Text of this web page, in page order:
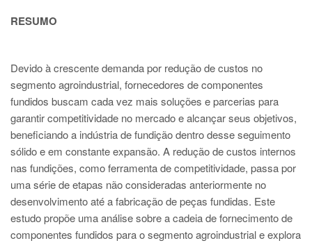
MAGMA América do Norte, USA
ES
MAGMA Asia Pacific Pte ltd., Singapura
EN
MAGMA América do Sul, Brasil
PT
ES
EN
RESUMO
Devido à crescente demanda por redução de custos no
segmento agroindustrial, fornecedores de componentes
fundidos buscam cada vez mais soluções e parcerias para
garantir competitividade no mercado e alcançar seus objetivos,
beneficiando a indústria de fundição dentro desse seguimento
sólido e em constante expansão. A redução de custos internos
nas fundições, como ferramenta de competitividade, passa por
uma série de etapas não consideradas anteriormente no
desenvolvimento até a fabricação de peças fundidas. Este
estudo propõe uma análise sobre a cadeia de fornecimento de
componentes fundidos para o segmento agroindustrial e explora